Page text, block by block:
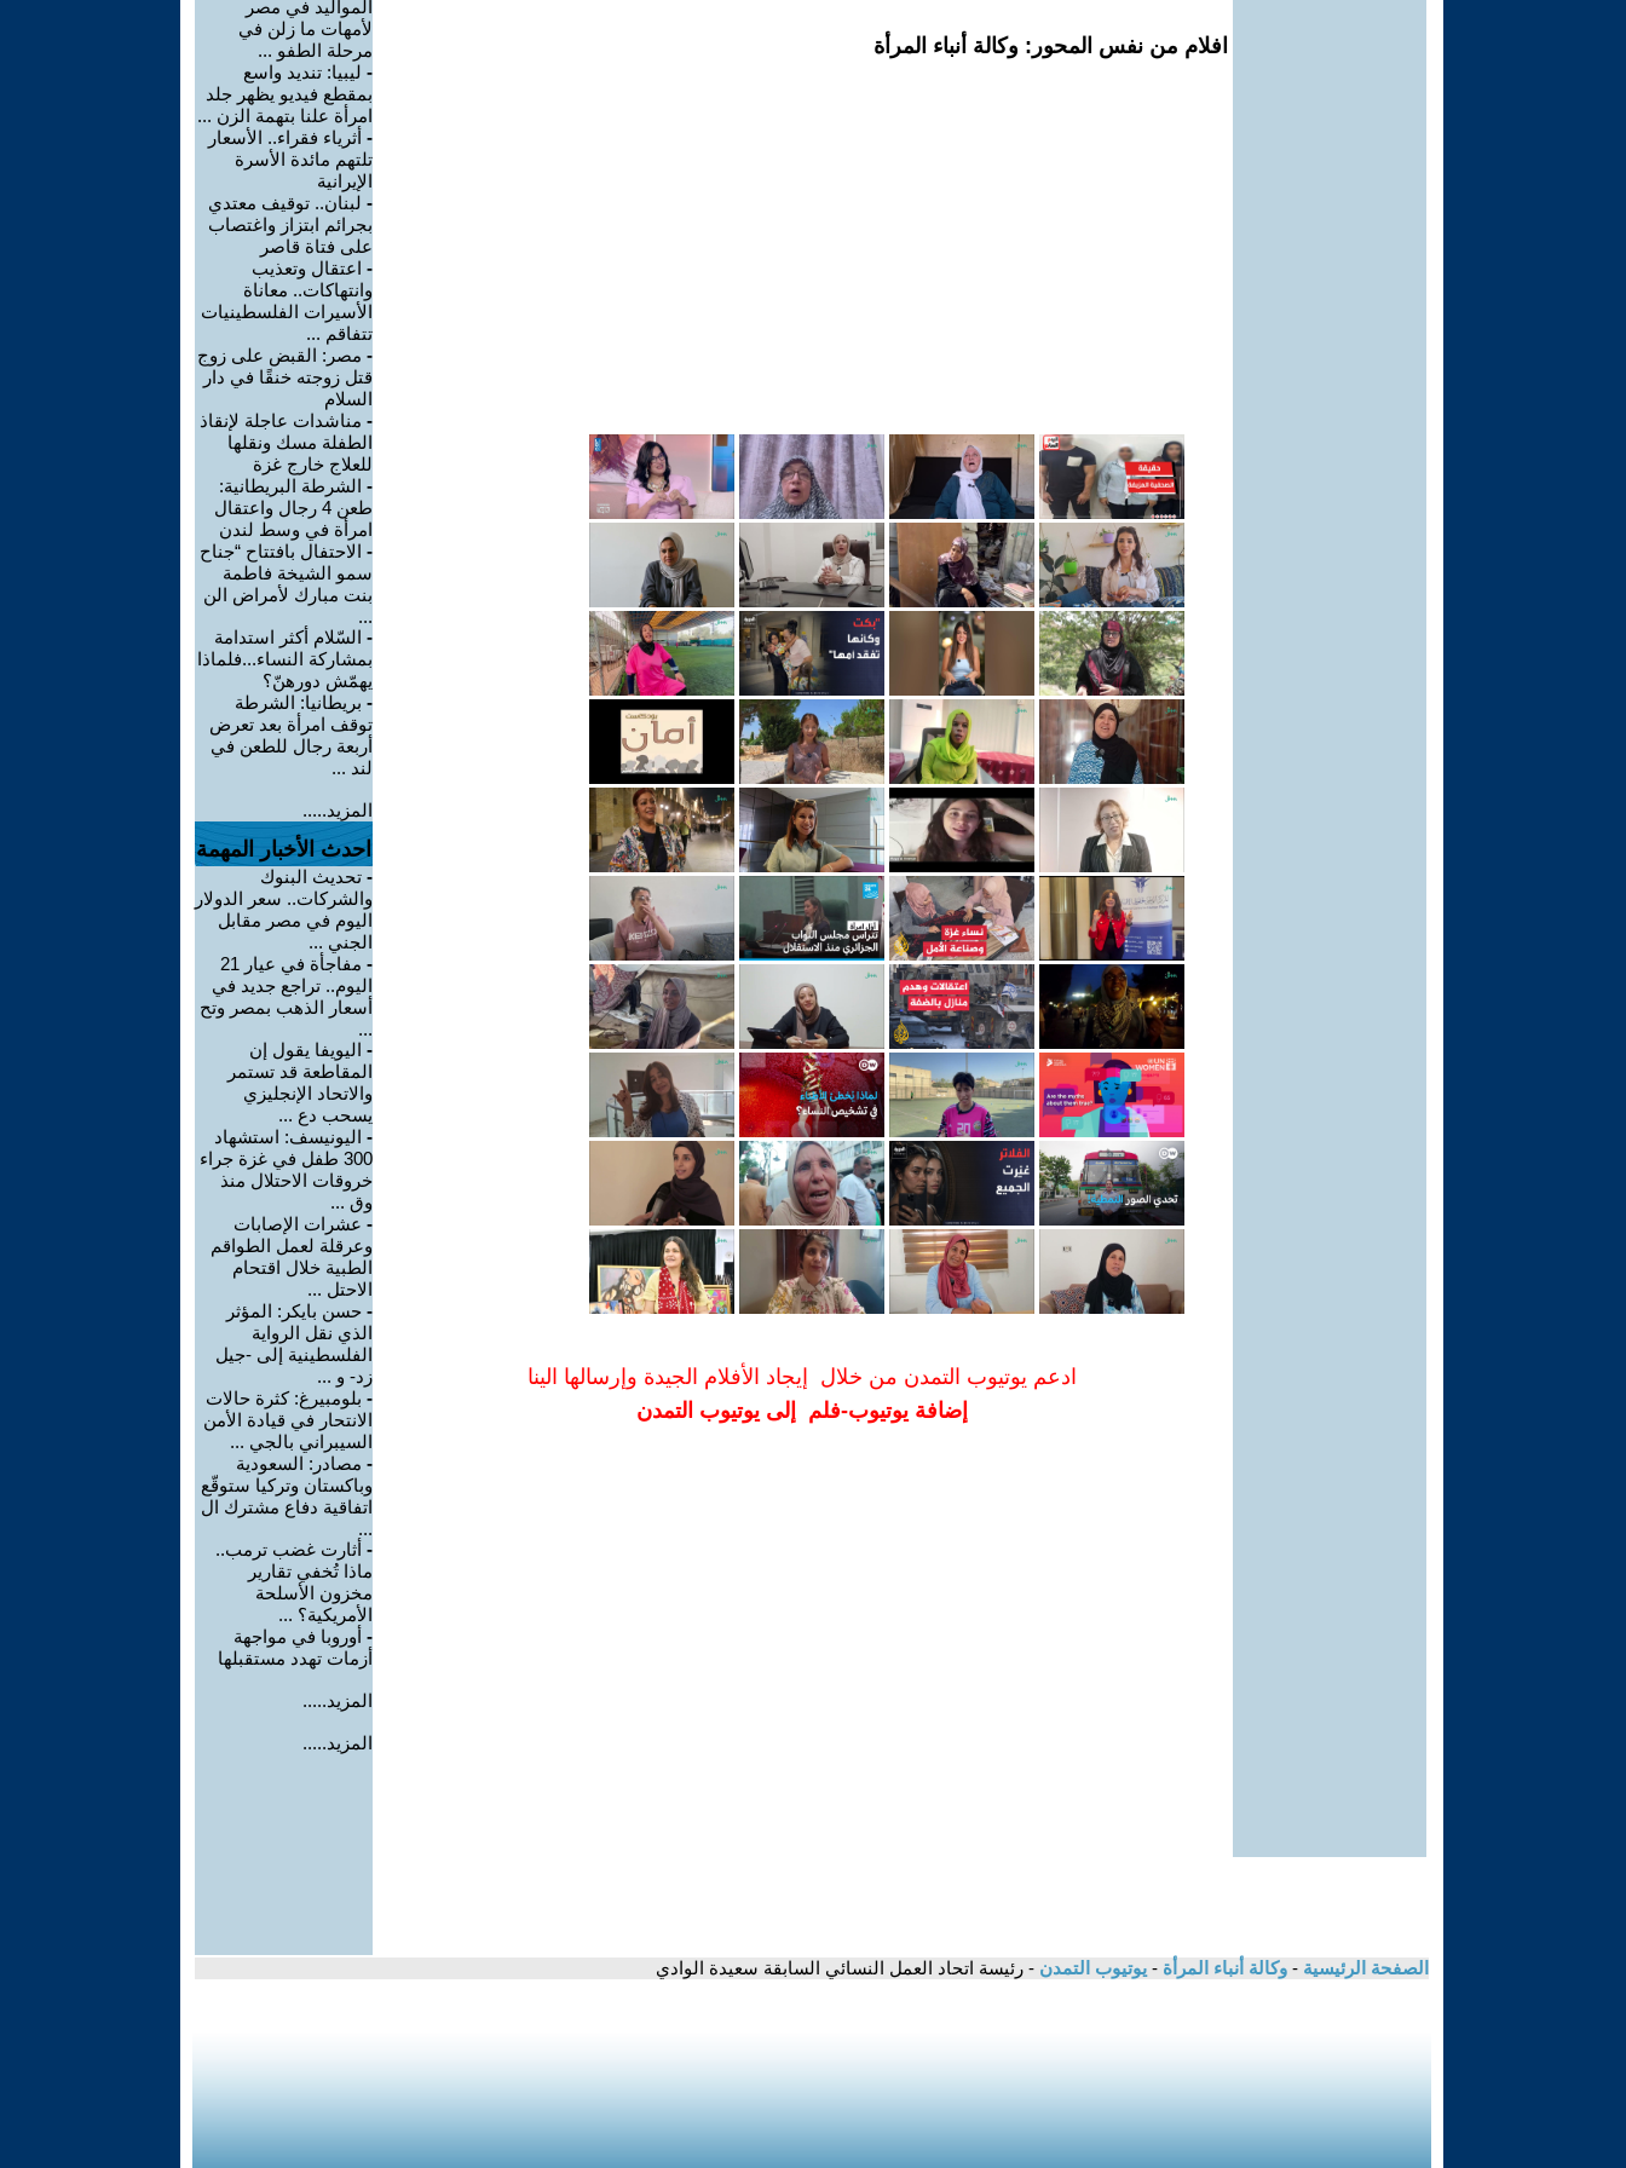
افلام من نفس المحور: وكالة أنباء المرأة
ادعم يوتيوب التمدن من خلال إيجاد الأفلام الجيدة وإرسالها الينا
إضافة يوتيوب-فلم إلى يوتيوب التمدن
المواليد في مصر
لأمهات ما زلن في
مرحلة الطفو ...
- ليبيا: تنديد واسع
بمقطع فيديو يظهر جلد
امرأة علنا بتهمة الزن ...
- أثرياء فقراء.. الأسعار
تلتهم مائدة الأسرة
الإيرانية
- لبنان.. توقيف معتدي
بجرائم ابتزاز واغتصاب
على فتاة قاصر
- اعتقال وتعذيب
وانتهاكات.. معاناة
الأسيرات الفلسطينيات
تتفاقم ...
- مصر: القبض على زوج
قتل زوجته خنقًا في دار
السلام
- مناشدات عاجلة لإنقاذ
الطفلة مسك ونقلها
للعلاج خارج غزة
- الشرطة البريطانية:
طعن 4 رجال واعتقال
امرأة في وسط لندن
- الاحتفال بافتتاح “جناح
سمو الشيخة فاطمة
بنت مبارك لأمراض الن
...
- السّلام أكثر استدامة
بمشاركة النساء...فلماذا
يهمّش دورهنّ؟
- بريطانيا: الشرطة
توقف امرأة بعد تعرض
أربعة رجال للطعن في
لند ...
المزيد.....
احدث الأخبار المهمة
- تحديث البنوك
والشركات.. سعر الدولار
اليوم في مصر مقابل
الجني ...
-
مفاجأة في عيار 21
اليوم.. تراجع جديد في
أسعار الذهب بمصر وتح
...
- اليويفا يقول إن
المقاطعة قد تستمر
والاتحاد الإنجليزي
يسحب دع ...
- اليونيسف: استشهاد
300 طفل في غزة جراء
خروقات الاحتلال منذ
وق ...
- عشرات الإصابات
وعرقلة لعمل الطواقم
الطبية خلال اقتحام
الاحتل ...
- حسن بايكر: المؤثر
الذي نقل الرواية
الفلسطينية إلى -جيل
زد- و ...
- بلومبيرغ: كثرة حالات
الانتحار في قيادة الأمن
السيبراني بالجي ...
- مصادر: السعودية
وباكستان وتركيا ستوقّع
اتفاقية دفاع مشترك ال
...
- أثارت غضب ترمب..
ماذا تُخفي تقارير
مخزون الأسلحة
الأمريكية؟ ...
- أوروبا في مواجهة
أزمات تهدد مستقبلها
المزيد.....
المزيد.....
الصفحة الرئيسية - وكالة أنباء المرأة - يوتيوب التمدن - رئيسة اتحاد العمل النسائي السابقة سعيدة الوادي